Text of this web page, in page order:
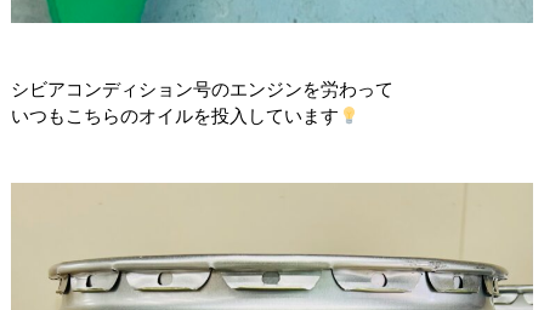
シビアコンディション号のエンジンを労わって
いつもこちらのオイルを投入しています